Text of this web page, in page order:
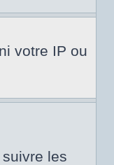
votre IP ou
les